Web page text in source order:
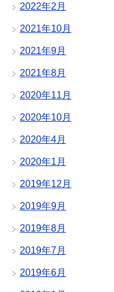
2022年2月
2021年10月
2021年9月
2021年8月
2020年11月
2020年10月
2020年4月
2020年1月
2019年12月
2019年9月
2019年8月
2019年7月
2019年6月